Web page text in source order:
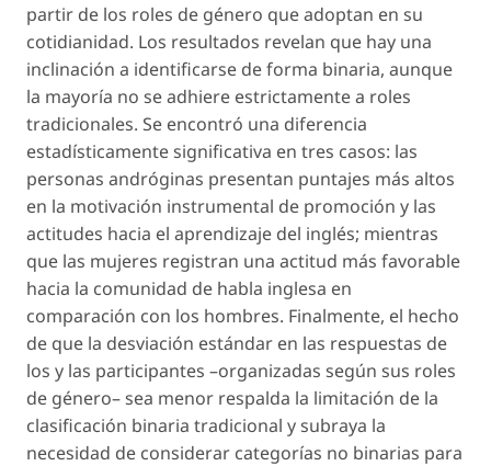
partir de los roles de género que adoptan en su
cotidianidad. Los resultados revelan que hay una
inclinación a identificarse de forma binaria, aunque
la mayoría no se adhiere estrictamente a roles
tradicionales. Se encontró una diferencia
estadísticamente significativa en tres casos: las
personas andróginas presentan puntajes más altos
en la motivación instrumental de promoción y las
actitudes hacia el aprendizaje del inglés; mientras
que las mujeres registran una actitud más favorable
hacia la comunidad de habla inglesa en
comparación con los hombres. Finalmente, el hecho
de que la desviación estándar en las respuestas de
los y las participantes –organizadas según sus roles
de género– sea menor respalda la limitación de la
clasificación binaria tradicional y subraya la
necesidad de considerar categorías no binarias para